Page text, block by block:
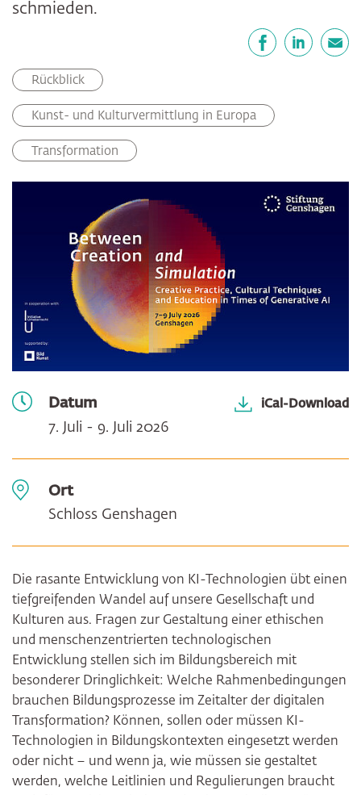
schmieden.
Rückblick
Kunst- und Kulturvermittlung in Europa
Transformation
Datum
7. Juli - 9. Juli 2026
iCal-Download
Ort
Schloss Genshagen
Die rasante Entwicklung von KI-Technologien übt einen
tiefgreifenden Wandel auf unsere Gesellschaft und
Kulturen aus. Fragen zur Gestaltung einer ethischen
und menschenzentrierten technologischen
Entwicklung stellen sich im Bildungsbereich mit
besonderer Dringlichkeit: Welche Rahmenbedingungen
brauchen Bildungsprozesse im Zeitalter der digitalen
Transformation? Können, sollen oder müssen KI-
Technologien in Bildungskontexten eingesetzt werden
oder nicht – und wenn ja, wie müssen sie gestaltet
werden, welche Leitlinien und Regulierungen braucht